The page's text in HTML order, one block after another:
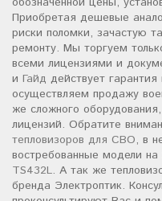
Приобретая дешевые
риски поломки, зачастую
ремонту. Мы торгуем
всеми лицензиями и
и Гайд действует
осуществляем продажу
же сложного
лицензий. Обратите
тепловизоров для СВО, в
востребованные модели
TS432L. А так же
бренда Электроптик.